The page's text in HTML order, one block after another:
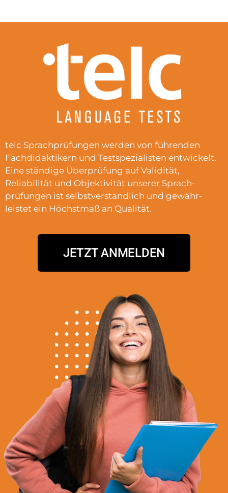
telc Sprachprüfungen werden von führenden
Fachdidaktikern und Testspezialisten entwickelt.
Eine ständige Überprüfung auf Validität,
Reliabilität und Objektivität unserer Sprach-
prüfungen ist selbstverständlich und gewähr-
leistet ein Höchstmaß an Qualität.
JETZT ANMELDEN